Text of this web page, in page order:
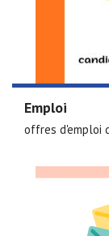
Emploi
offres d'emploi